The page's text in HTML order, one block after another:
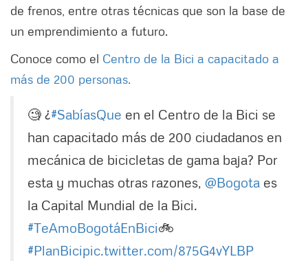
de frenos, entre otras técnicas que son la base de
un emprendimiento a futuro.
Conoce como el Centro de la Bici a capacitado a
más de 200 personas.
🧐 ¿#SabíasQue en el Centro de la Bici se
han capacitado más de 200 ciudadanos en
mecánica de bicicletas de gama baja? Por
esta y muchas otras razones, @Bogota es
la Capital Mundial de la Bici.
#TeAmoBogotáEnBici🚲
#PlanBicipic.twitter.com/875G4vYLBP